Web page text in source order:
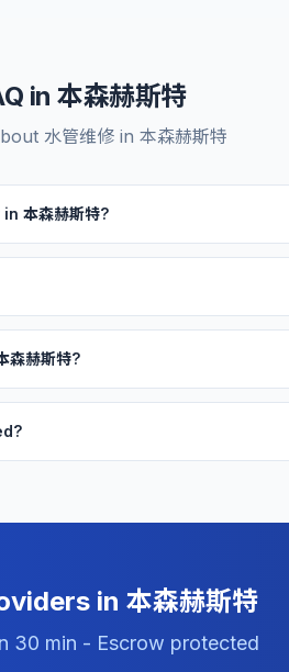
in 本森赫斯特
水管维修 in 本森赫斯特
本森赫斯特?
赫斯特?
in 本森赫斯特
30 min - Escrow protected